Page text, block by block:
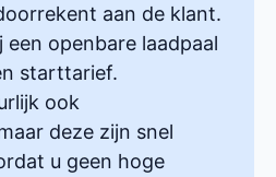
aan de klant.
een openbare laadpaal
starttarief.
ook
deze zijn snel
u geen hoge